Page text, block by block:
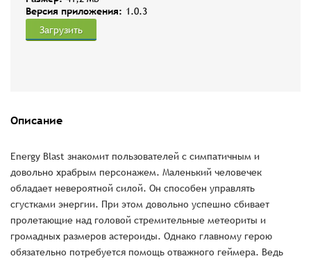
Версия приложения: 1.0.3
Загрузить
Описание
Energy Blast знакомит пользователей с симпатичным и
довольно храбрым персонажем. Маленький человечек
обладает невероятной силой. Он способен управлять
сгустками энергии. При этом довольно успешно сбивает
пролетающие над головой стремительные метеориты и
громадных размеров астероиды. Однако главному герою
обязательно потребуется помощь отважного геймера. Ведь